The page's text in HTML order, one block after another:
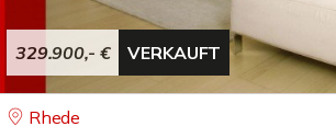
329.900,- € VERKAUFT
Rhede